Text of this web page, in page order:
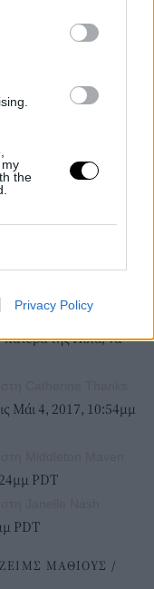
the
Privacy Policy
Μάρκου,
της Πίπα, να
Μάι 4, 2017, 10:54μμ
PDT
PDT
ΜΑΘΙΟΥΣ /